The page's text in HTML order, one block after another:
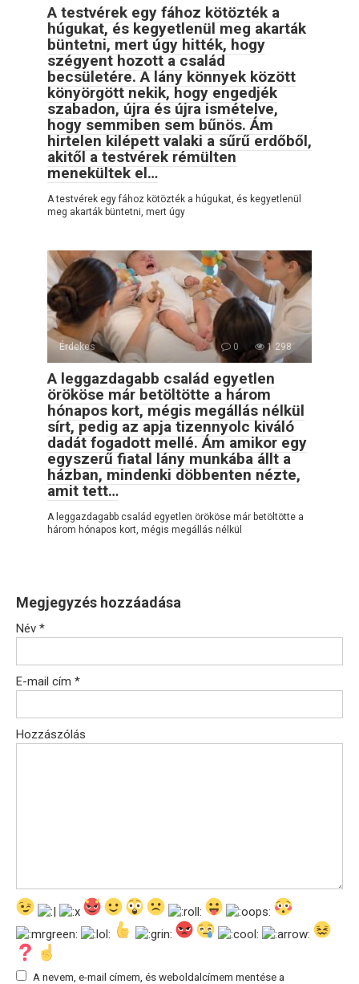
A testvérek egy fához kötözték a
húgukat, és kegyetlenül meg akarták
büntetni, mert úgy hitték, hogy
szégyent hozott a család
becsületére. A lány könnyek között
könyörgött nekik, hogy engedjék
szabadon, újra és újra ismételve,
hogy semmiben sem bűnös. Ám
hirtelen kilépett valaki a sűrű erdőből,
akitől a testvérek rémülten
menekültek el…
A testvérek egy fához kötözték a húgukat, és kegyetlenül
meg akarták büntetni, mert úgy
Érdekes 0 1 298
A leggazdagabb család egyetlen
örököse már betöltötte a három
hónapos kort, mégis megállás nélkül
sírt, pedig az apja tizennyolc kiváló
dadát fogadott mellé. Ám amikor egy
egyszerű fiatal lány munkába állt a
házban, mindenki döbbenten nézte,
amit tett…
A leggazdagabb család egyetlen örököse már betöltötte a
három hónapos kort, mégis megállás nélkül
Megjegyzés hozzáadása
Név *
E-mail cím *
Hozzászólás
A nevem, e-mail címem, és weboldalcímem mentése a